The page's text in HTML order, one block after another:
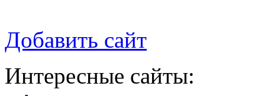
Добавить сайт
Интересные сайты: